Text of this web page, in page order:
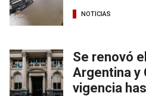
NOTICIAS
Se renovó
Argentina y
vigencia